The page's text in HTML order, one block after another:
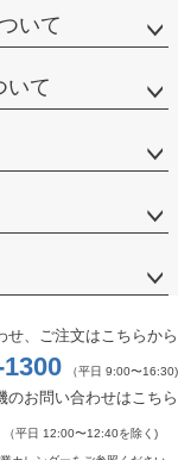
いて
いて
せ、ご注文はこちらから
（平日 9:00〜16:30)
のお問い合わせはこちら
（平日 12:00〜12:40を除く)